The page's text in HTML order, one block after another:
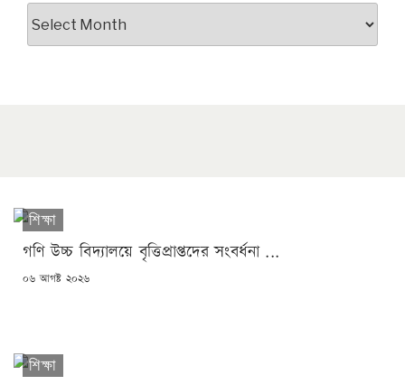
আর্কাইভস
শিক্ষা
গণি উচ্চ বিদ্যালয়ে বৃত্তিপ্রাপ্তদের সংবর্ধনা ...
POSTED
০৬ আগষ্ট ২০২৬
শিক্ষা